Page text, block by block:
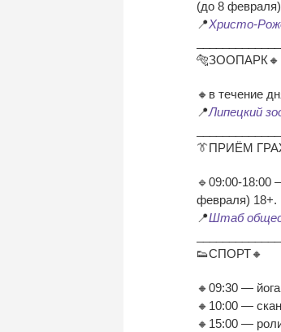
(до 8
📍Христо-
🐅ЗООПАРК🔸
🔸в течение
📍Липецкий
👔ПРИЁМ
🔹09:00-18:00
февраля) 18+.
📍Штаб
👟СПОРТ🔸
🔸09:30 —
🔸10:00 —
🔸15:00 —